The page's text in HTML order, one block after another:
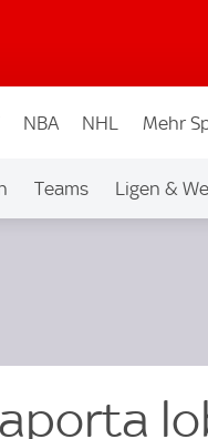
NBA NHL Mehr
Teams Ligen &